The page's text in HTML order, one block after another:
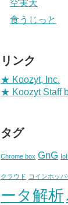
空実天
食うじっと
リンク
★ Koozyt, Inc.
★ Koozyt Staff
タグ
Chrome box GnG
クラウド コインホッパ
ータ解析